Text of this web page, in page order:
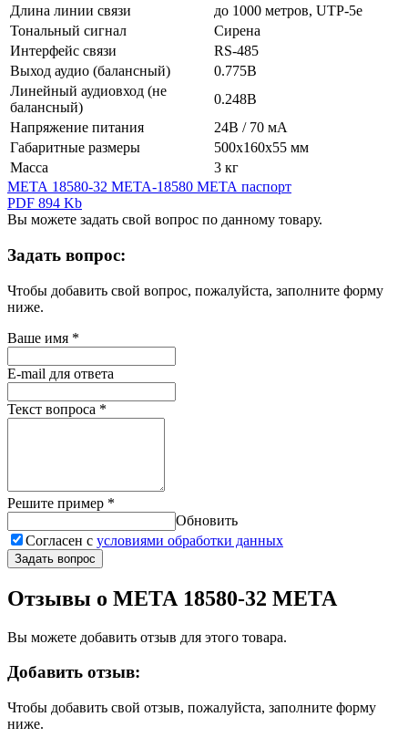
Длина линии связи
до 1000 метров, UTP-5e
Тональный сигнал
Сирена
Интерфейс связи
RS-485
Выход аудио (балансный)
0.775В
Линейный аудиовход (не
балансный)
0.248В
Напряжение питания
24В / 70 мА
Габаритные размеры
500х160х55 мм
Масса
3 кг
МЕТА 18580-32 META-18580 МЕТА паспорт
PDF 894 Kb
Вы можете задать свой вопрос по данному товару.
Задать вопрос:
Чтобы добавить свой вопрос, пожалуйста, заполните форму
ниже.
Ваше имя *
E-mail для ответа
Текст вопроса *
Решите пример *
Обновить
Согласен с условиями обработки данных
Задать вопрос
Отзывы о МЕТА 18580-32 МЕТА
Вы можете добавить отзыв для этого товара.
Добавить отзыв:
Чтобы добавить свой отзыв, пожалуйста, заполните форму
ниже.